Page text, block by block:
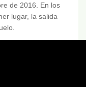
de 2016. En los
lugar, la salida